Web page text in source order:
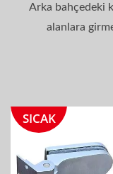
Arka bahçedeki
alanlara
SICAK